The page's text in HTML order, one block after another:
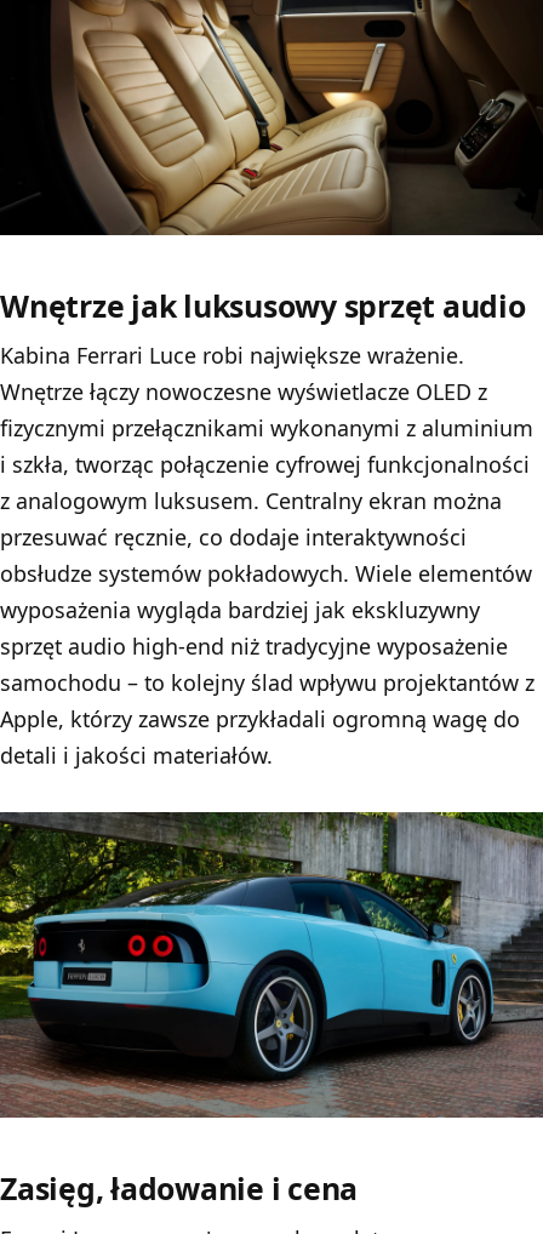
Wnętrze jak luksusowy sprzęt audio
Kabina Ferrari Luce robi największe wrażenie.
Wnętrze łączy nowoczesne wyświetlacze OLED z
fizycznymi przełącznikami wykonanymi z aluminium
i szkła, tworząc połączenie cyfrowej funkcjonalności
z analogowym luksusem. Centralny ekran można
przesuwać ręcznie, co dodaje interaktywności
obsłudze systemów pokładowych. Wiele elementów
wyposażenia wygląda bardziej jak ekskluzywny
sprzęt audio high-end niż tradycyjne wyposażenie
samochodu – to kolejny ślad wpływu projektantów z
Apple, którzy zawsze przykładali ogromną wagę do
detali i jakości materiałów.
Zasięg, ładowanie i cena